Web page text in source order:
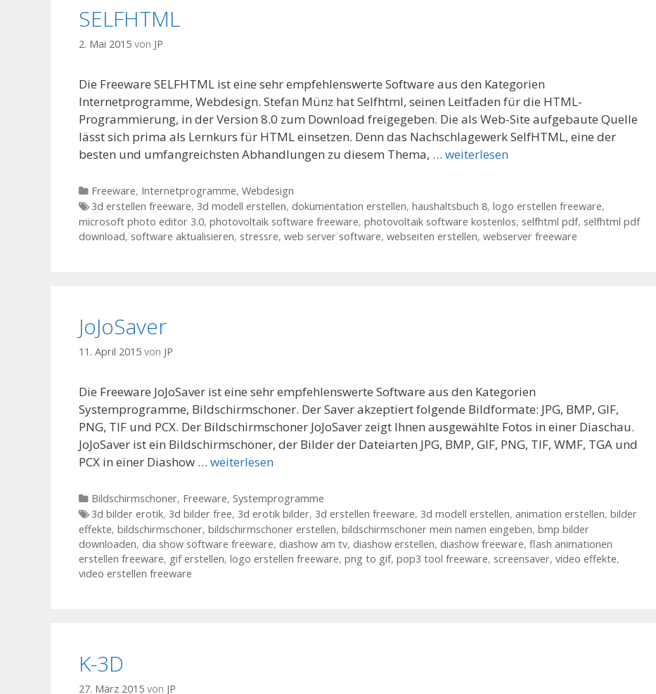
SELFHTML
2. Mai 2015 von JP
Die Freeware SELFHTML ist eine sehr empfehlenswerte Software aus den Kategorien
Internetprogramme, Webdesign. Stefan Münz hat Selfhtml, seinen Leitfaden für die HTML-
Programmierung, in der Version 8.0 zum Download freigegeben. Die als Web-Site aufgebaute Quelle
lässt sich prima als Lernkurs für HTML einsetzen. Denn das Nachschlagewerk SelfHTML, eine der
besten und umfangreichsten Abhandlungen zu diesem Thema, … weiterlesen
Kategorien
Freeware, Internetprogramme, Webdesign
Tags
3d erstellen freeware, 3d modell erstellen, dokumentation erstellen, haushaltsbuch 8, logo erstellen freeware,
microsoft photo editor 3.0, photovoltaik software freeware, photovoltaik software kostenlos, selfhtml pdf, selfhtml pdf
download, software aktualisieren, stressre, web server software, webseiten erstellen, webserver freeware
JoJoSaver
11. April 2015 von JP
Die Freeware JoJoSaver ist eine sehr empfehlenswerte Software aus den Kategorien
Systemprogramme, Bildschirmschoner. Der Saver akzeptiert folgende Bildformate: JPG, BMP, GIF,
PNG, TIF und PCX. Der Bildschirmschoner JoJoSaver zeigt Ihnen ausgewählte Fotos in einer Diaschau.
JoJoSaver ist ein Bildschirmschoner, der Bilder der Dateiarten JPG, BMP, GIF, PNG, TIF, WMF, TGA und
PCX in einer Diashow … weiterlesen
Kategorien
Bildschirmschoner, Freeware, Systemprogramme
Tags
3d bilder erotik, 3d bilder free, 3d erotik bilder, 3d erstellen freeware, 3d modell erstellen, animation erstellen, bilder
effekte, bildschirmschoner, bildschirmschoner erstellen, bildschirmschoner mein namen eingeben, bmp bilder
downloaden, dia show software freeware, diashow am tv, diashow erstellen, diashow freeware, flash animationen
erstellen freeware, gif erstellen, logo erstellen freeware, png to gif, pop3 tool freeware, screensaver, video effekte,
video erstellen freeware
K-3D
27. März 2015 von JP